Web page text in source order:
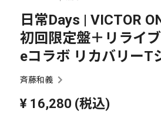
日常Days | VICTOR
初回限定盤＋リライ
eコラボ リカバリーT
斉藤和義
¥ 16,280 (税込)